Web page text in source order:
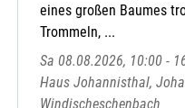
eines großen Baumes
Trommeln, ...
Sa 08.08.2026, 10:00 -
Haus Johannisthal,
Windischeschenbach